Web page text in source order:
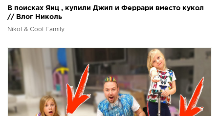
В поисках Яиц , купили Джип и Феррари вместо кукол
// Влог Николь
Nikol & Cool Family